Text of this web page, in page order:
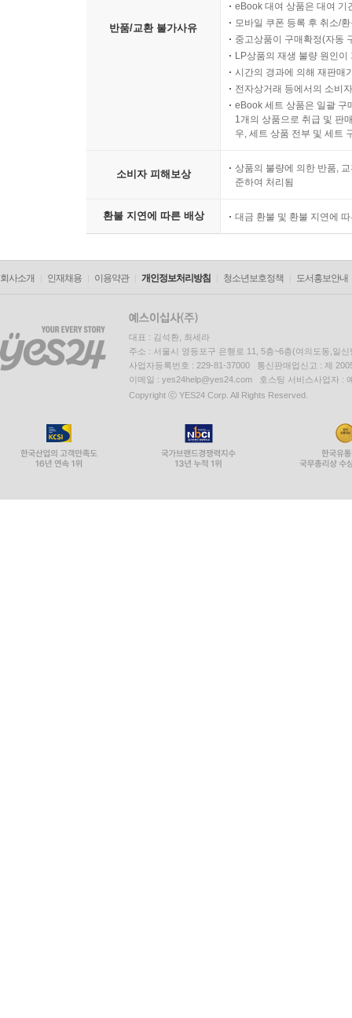
반품/교환 불가사유
eBook 대여 상품은 대여 기
모바일 쿠폰 등록 후 취소/
중고상품이 구매확정(자동
LP상품의 재생 불량 원인
시간의 경과에 의해 재판매
전자상거래 등에서의 소비
eBook 세트 상품은 일괄 구
1개의 상품으로 취급 및 판
우, 세트 상품 전부 및 세트
소비자 피해보상
상품의 불량에 의한 반품,
준하여 처리됨
환불 지연에 따른 배상 대금 환불 및 환불 지연에
회사소개 인재채용 이용약관 개인정보처리방침 청소년보호정책 도서홍보안내
대표 : 김석환, 최세라
주소 : 서울시 영등포구 은행로 11, 5층~6층(여의도동,일신
사업자등록번호 : 229-81-37000 통신판매업신고 : 제
이메일 : yes24help@yes24.com 호스팅 서비스사업자 :
Copyright ⓒ YES24 Corp. All Rights Reserved.